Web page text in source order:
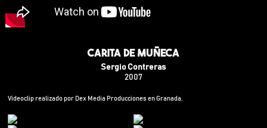
Carita de muñeca
Sergio Contreras
2007
Videoclip realizado por Dex Media Producciones en Granada.